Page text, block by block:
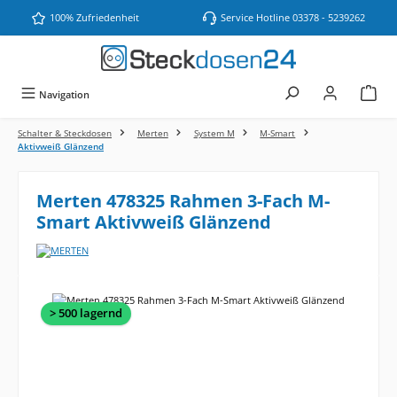
Zum Hauptinhalt springen
100% Zufriedenheit Service Hotline 03378 - 5239262
Navigation
Schalter & Steckdosen Merten System M
M-Smart
Aktivweiß Glänzend
Merten 478325 Rahmen 3-Fach M-
Smart Aktivweiß Glänzend
Bildergalerie überspringen
> 500 lagernd